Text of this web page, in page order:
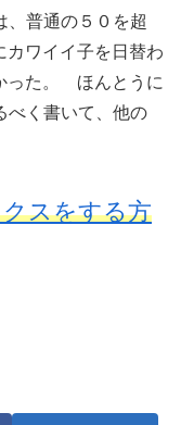
、普通の５０を超
カワイイ子を日替わ
った。 ほんとうに
べく書いて、他の
スをする方